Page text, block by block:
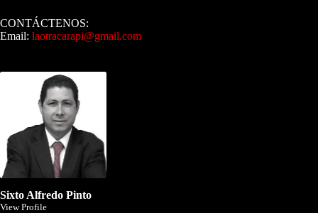
CONTÁCTENOS:
Email: laotracarapi@gmail.com
Sixto Alfredo Pinto
View Profile